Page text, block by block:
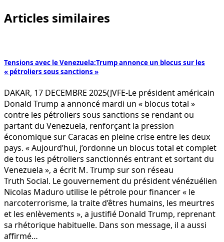
Articles similaires
Tensions avec le Venezuela:Trump annonce un blocus sur les
« pétroliers sous sanctions »
DAKAR, 17 DECEMBRE 2025(JVFE-Le président américain
Donald Trump a annoncé mardi un « blocus total »
contre les pétroliers sous sanctions se rendant ou
partant du Venezuela, renforçant la pression
économique sur Caracas en pleine crise entre les deux
pays. « Aujourd’hui, j’ordonne un blocus total et complet
de tous les pétroliers sanctionnés entrant et sortant du
Venezuela », a écrit M. Trump sur son réseau
Truth Social. Le gouvernement du président vénézuélien
Nicolas Maduro utilise le pétrole pour financer « le
narcoterrorisme, la traite d’êtres humains, les meurtres
et les enlèvements », a justifié Donald Trump, reprenant
sa rhétorique habituelle. Dans son message, il a aussi
affirmé…